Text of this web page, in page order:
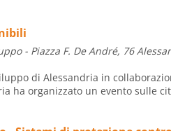
- Piazza F. De André, 76
di Alessandria in
ha organizzato un evento sulle